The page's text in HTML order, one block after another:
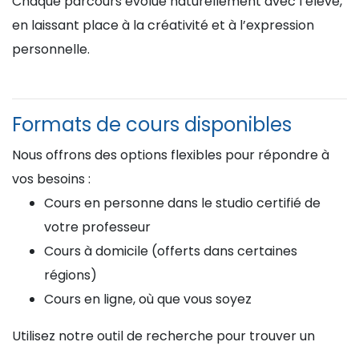
en laissant place à la créativité et à l’expression
personnelle.
Formats de cours disponibles
Nous offrons des options flexibles pour répondre à
vos besoins :
Cours en personne dans le studio certifié de
votre professeur
Cours à domicile (offerts dans certaines
régions)
Cours en ligne, où que vous soyez
Utilisez notre outil de recherche pour trouver un